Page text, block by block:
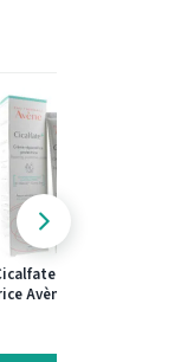
Réparatrice
Avène 100ml